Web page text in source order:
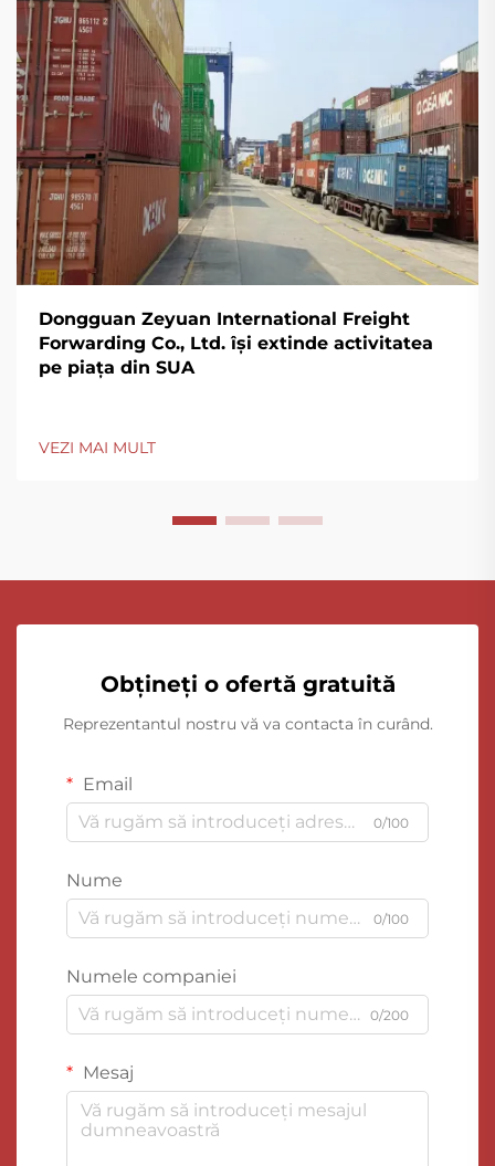
Dongguan Zeyuan International Freight
Forwarding Co., Ltd. își extinde activitatea
pe piața din SUA
VEZI MAI MULT
Obțineți o ofertă gratuită
Reprezentantul nostru vă va contacta în curând.
Email
0/100
Nume
0/100
Numele companiei
0/200
Mesaj